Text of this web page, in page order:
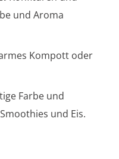
und Aroma
Kompott oder
Farbe und
und Eis.